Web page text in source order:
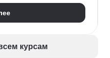
курсам